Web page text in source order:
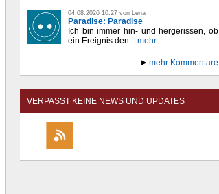
04.08.2026 10:27 von Lena
Paradise: Paradise
Ich bin immer hin- und hergerissen, ob
ein Ereignis den... mehr
mehr Kommentare
VERPASST KEINE NEWS UND UPDATES